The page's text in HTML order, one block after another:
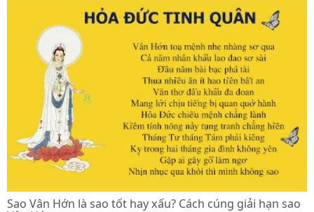
Sao Vân Hớn là sao tốt hay xấu? Cách cúng giải hạn sao